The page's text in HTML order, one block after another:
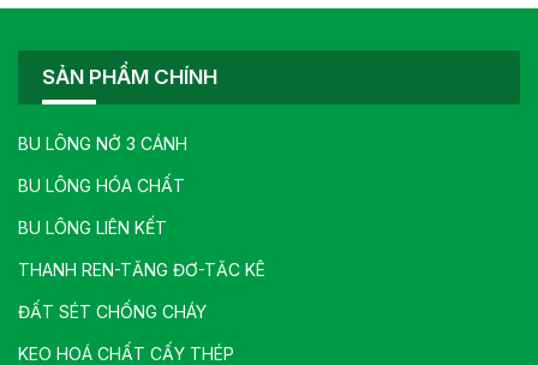
SẢN PHẨM CHÍNH
BU LÔNG NỞ 3 CÁNH
BU LÔNG HÓA CHẤT
BU LÔNG LIÊN KẾT
THANH REN-TĂNG ĐƠ-TĂC KÊ
ĐẤT SÉT CHỐNG CHÁY
KEO HOÁ CHẤT CẤY THÉP